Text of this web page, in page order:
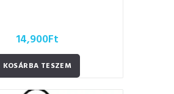
14,900Ft
KOSÁRBA TESZEM